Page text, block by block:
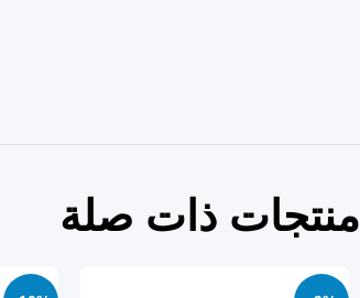
منتجات ذات صلة